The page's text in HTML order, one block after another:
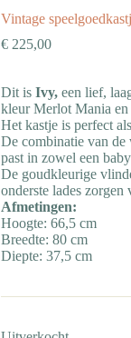
Vintage
€225,00
Dit is Ivy,een lief,
kleur Merlot Mania en
Het kastje is perfect
De combinatie van de
past in zowel een
De goudkleurige
onderste lades
Afmetingen:
Hoogte: 66,5 cm
Breedte: 80 cm
Diepte: 37,5 cm